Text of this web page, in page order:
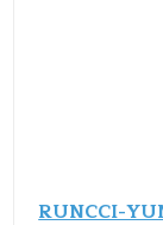
RUNCCI-